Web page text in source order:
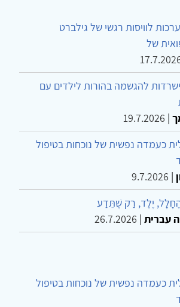
לוויסות רגשי של גילברט
של
להגשמה בהורות לילדים עם
|
19.7.2026
כעמדה נפשית של נוכחות בטיפול
|
9.7.2026
יֶלֶד, רַק שֶׁתֵּדַע
עברית |
26.7.2026
כעמדה נפשית של נוכחות בטיפול